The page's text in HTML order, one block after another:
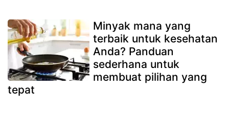
Minyak mana yang
terbaik untuk kesehatan
Anda? Panduan
sederhana untuk
membuat pilihan yang
tepat